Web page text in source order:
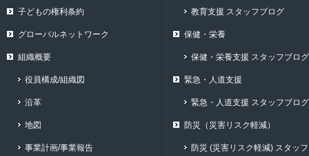
子どもの権利条約
グローバルネットワーク
組織概要
役員構成/組織図
沿革
地図
事業計画/事業報告
教育支援 スタッフブログ
保健・栄養
保健・栄養支援 スタッフブログ
緊急・人道支援
緊急・人道支援 スタッフブログ
防災（災害リスク軽減）
防災 (災害リスク軽減) スタッフ